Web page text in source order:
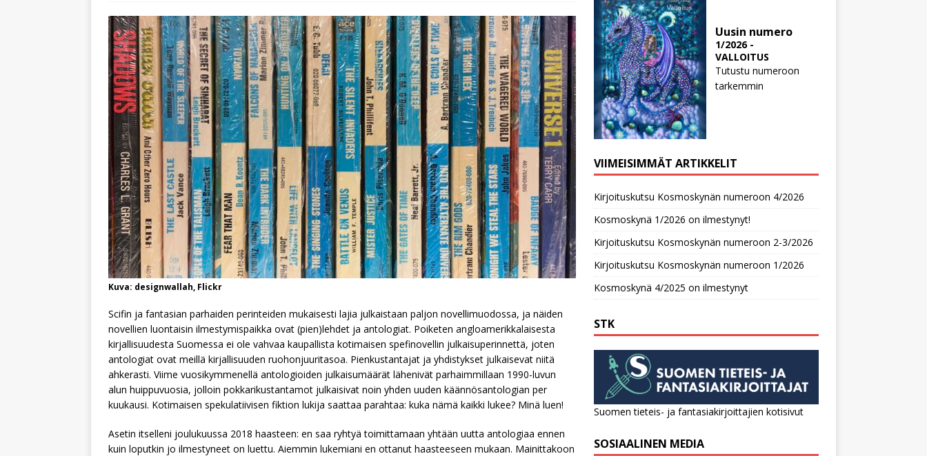
Kuva: designwallah, Flickr
Scifin ja fantasian parhaiden perinteiden mukaisesti lajia julkaistaan paljon novellimuodossa, ja näiden
novellien luontaisin ilmestymispaikka ovat (pien)lehdet ja antologiat. Poiketen angloamerikkalaisesta
kirjallisuudesta Suomessa ei ole vahvaa kaupallista kotimaisen spefinovellin julkaisuperinnettä, joten
antologiat ovat meillä kirjallisuuden ruohonjuuritasoa. Pienkustantajat ja yhdistykset julkaisevat niitä
ahkerasti. Viime vuosikymmenellä antologioiden julkaisumäärät lähenivät parhaimmillaan 1990-luvun
alun huippuvuosia, jolloin pokkarikustantamot julkaisivat noin yhden uuden käännösantologian per
kuukausi. Kotimaisen spekulatiivisen fiktion lukija saattaa parahtaa: kuka nämä kaikki lukee? Minä luen!
Asetin itselleni joulukuussa 2018 haasteen: en saa ryhtyä toimittamaan yhtään uutta antologiaa ennen
kuin loputkin jo ilmestyneet on luettu. Aiemmin lukemiani en ottanut haasteeseen mukaan. Mainittakoon
Uusin numero
1/2026 -
VALLOITUS
Tutustu numeroon
tarkemmin
VIIMEISIMMÄT ARTIKKELIT
Kirjoituskutsu Kosmoskynän numeroon 4/2026
Kosmoskynä 1/2026 on ilmestynyt!
Kirjoituskutsu Kosmoskynän numeroon 2-3/2026
Kirjoituskutsu Kosmoskynän numeroon 1/2026
Kosmoskynä 4/2025 on ilmestynyt
STK
Suomen tieteis- ja fantasiakirjoittajien kotisivut
SOSIAALINEN MEDIA